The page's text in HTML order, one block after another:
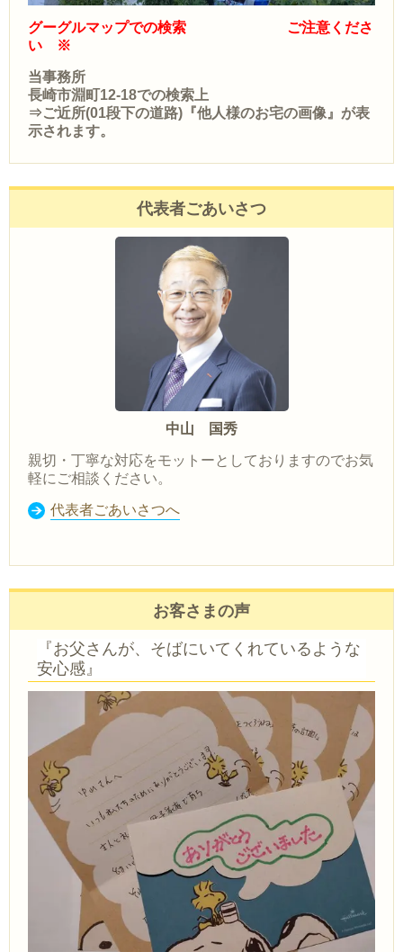
グーグルマップでの検索 ご注意くださ
い ※
当事務所
長崎市淵町12-18での検索上
⇒ご近所(01段下の道路)『他人様のお宅の画像』が表
示されます。
代表者ごあいさつ
中山 国秀
親切・丁寧な対応をモットーとしておりますのでお気
軽にご相談ください。
代表者ごあいさつへ
お客さまの声
『お父さんが、そばにいてくれているような
安心感』